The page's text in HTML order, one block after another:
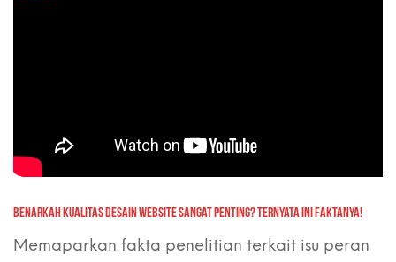
BENARKAH KUALITAS DESAIN WEBSITE SANGAT PENTING? TERNYATA INI FAKTANYA!
Memaparkan fakta penelitian terkait isu peran